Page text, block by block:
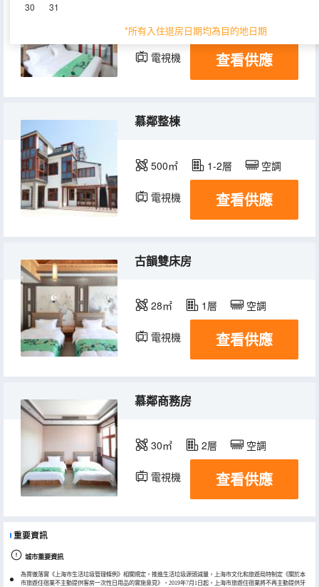
30 31
*所有入住退房日期均為目的地日期
28㎡ 1層 空調
電視機 查看供應
慕鄰整棟
500㎡ 1-2層 空調
電視機 查看供應
古韻雙床房
28㎡ 1層 空調
電視機 查看供應
慕鄰商務房
30㎡ 2層 空調
電視機 查看供應
重要資訊
城市重要資訊
為貫徹落實《上海市生活垃圾管理條例》相關規定，推進生活垃圾源頭減量，上海市文化和旅遊局特制定《關於本
市旅遊住宿業不主動提供客房一次性日用品的實施意見》，2019年7月1日起，上海市旅遊住宿業將不再主動提供牙